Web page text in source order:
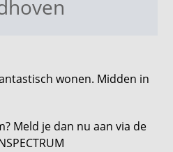
wonen. Midden in
Meld je dan nu aan via de